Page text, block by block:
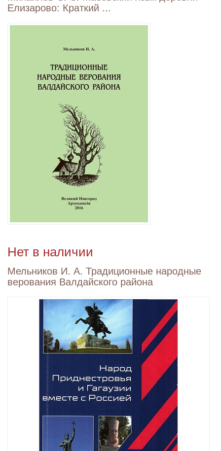
Елизарово: Краткий ...
Нет в наличии
Мельников И. А. Традиционные народные
верования Валдайского района